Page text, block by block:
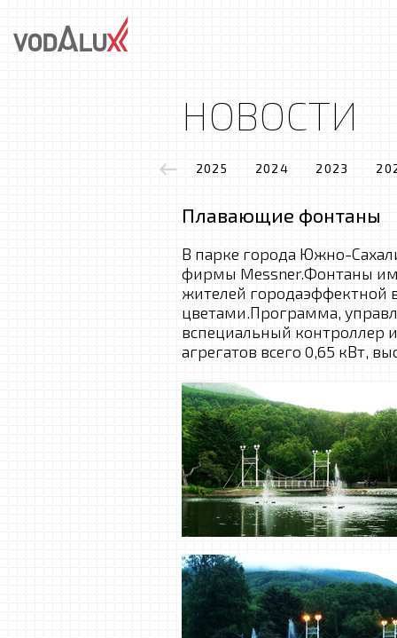
НОВОСТИ
2025 2024 2023
Плавающие фонтаны
В парке города Южно-
фирмы Messner.Фонтаны
жителей
цветами.Программа,
вспециальный контроллер
агрегатов всего 0,65 кВт,